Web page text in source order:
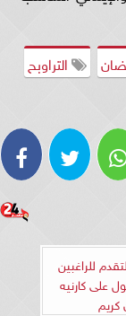
التراوبح
للراغبين
على كارنيه